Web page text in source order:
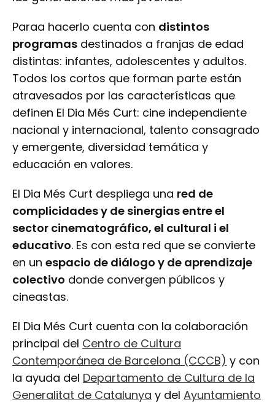
Paraa hacerlo cuenta con distintos
programas destinados a franjas de edad
distintas: infantes, adolescentes y adultos.
Todos los cortos que forman parte están
atravesados por las características que
definen El Dia Més Curt: cine independiente
nacional y internacional, talento consagrado
y emergente, diversidad temática y
educación en valores.
El Dia Més Curt despliega una red de
complicidades y de sinergias entre el
sector cinematográfico, el cultural i el
educativo. Es con esta red que se convierte
en un espacio de diálogo y de aprendizaje
colectivo donde convergen públicos y
cineastas.
El Dia Més Curt cuenta con la colaboración
principal del Centro de Cultura
Contemporánea de Barcelona (CCCB) y con
la ayuda del Departamento de Cultura de la
Generalitat de Catalunya y del Ayuntamiento